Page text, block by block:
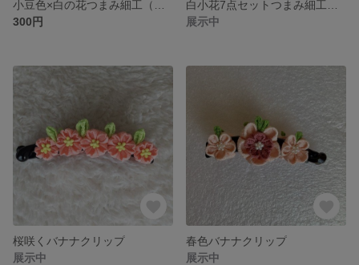
300円
展示中
桜咲くバナナクリップ
展示中
春色バナナクリップ
展示中